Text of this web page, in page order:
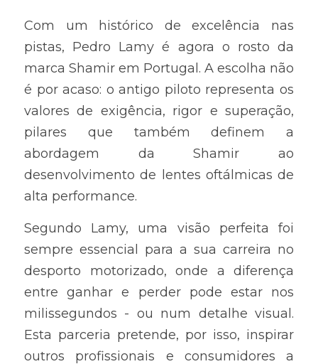
Com um histórico de excelência nas
pistas, Pedro Lamy é agora o rosto da
marca Shamir em Portugal. A escolha não
é por acaso: o antigo piloto representa os
valores de exigência, rigor e superação,
pilares que também definem a
abordagem da Shamir ao
desenvolvimento de lentes oftálmicas de
alta performance.
Segundo Lamy, uma visão perfeita foi
sempre essencial para a sua carreira no
desporto motorizado, onde a diferença
entre ganhar e perder pode estar nos
milissegundos - ou num detalhe visual.
Esta parceria pretende, por isso, inspirar
outros profissionais e consumidores a